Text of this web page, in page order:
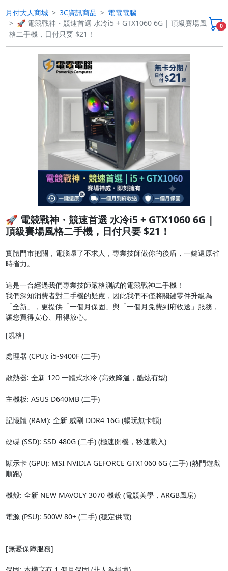
月付大人商城 3C資訊商品
電電電腦
🚀 電競戰神・競速首選 水冷i5 + GTX1060 6G | 頂級賽場風
格二手機，日付只要 $21！
0
Previous
🚀 電競戰神・競速首選 水冷i5 + GTX1060 6G |
頂級賽場風格二手機，日付只要 $21！
實體門市把關，電腦壞了不求人，專業技師做你的後盾，一鍵還原省
時省力。
這是一台經過我們專業技師嚴格測試的電競戰神二手機！
我們深知消費者對二手機的疑慮，因此我們不僅將關鍵零件升級為
「全新」，更提供「一個月保固」與「一個月免費到府收送」服務，
讓您買得安心、用得放心。
[規格]
處理器 (CPU): i5-9400F (二手)
散熱器: 全新 120 一體式水冷 (高效降溫，酷炫有型)
主機板: ASUS D640MB (二手)
記憶體 (RAM): 全新 威剛 DDR4 16G (暢玩無卡頓)
硬碟 (SSD): SSD 480G (二手) (極速開機，秒速載入)
顯示卡 (GPU): MSI NVIDIA GEFORCE GTX1060 6G (二手) (熱門遊戲
順跑)
機殼: 全新 NEW MAVOLY 3070 機殼 (電競美學，ARGB風扇)
電源 (PSU): 500W 80+ (二手) (穩定供電)
[無憂保障服務]